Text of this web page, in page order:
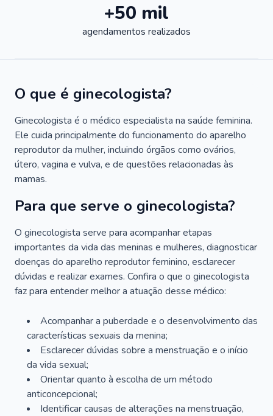
+50 mil
agendamentos realizados
O que é ginecologista?
Ginecologista é o médico especialista na saúde feminina.
Ele cuida principalmente do funcionamento do aparelho
reprodutor da mulher, incluindo órgãos como ovários,
útero, vagina e vulva, e de questões relacionadas às
mamas.
Para que serve o ginecologista?
O ginecologista serve para acompanhar etapas
importantes da vida das meninas e mulheres, diagnosticar
doenças do aparelho reprodutor feminino, esclarecer
dúvidas e realizar exames. Confira o que o ginecologista
faz para entender melhor a atuação desse médico:
Acompanhar a puberdade e o desenvolvimento das
características sexuais da menina;
Esclarecer dúvidas sobre a menstruação e o início
da vida sexual;
Orientar quanto à escolha de um método
anticoncepcional;
Identificar causas de alterações na menstruação,